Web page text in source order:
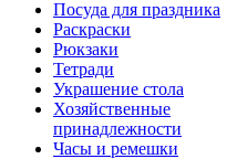
Посуда для праздника
Раскраски
Рюкзаки
Тетради
Украшение стола
Хозяйственные
принадлежности
Часы и ремешки